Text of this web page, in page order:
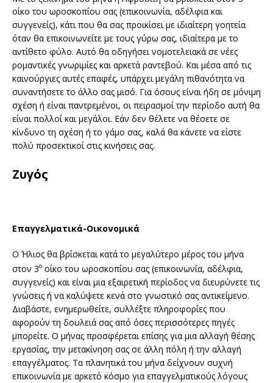
οίκο του ωροσκοπίου σας (επικοινωνία, αδέλφια και
συγγενείς), κάτι που θα σας προικίσει με ιδιαίτερη γοητεία
όταν θα επικοινωνείτε με τους γύρω σας, ιδιαίτερα με το
αντίθετο φύλο. Αυτό θα οδηγήσει νομοτελειακά σε νέες
ρομαντικές γνωριμίες και αρκετά ραντεβού. Και μέσα από τις
καινούργιες αυτές επαφές, υπάρχει μεγάλη πιθανότητα να
συναντήσετε το άλλο σας μισό. Για όσους είναι ήδη σε μόνιμη
σχέση ή είναι παντρεμένοι, οι πειρασμοί την περίοδο αυτή θα
είναι πολλοί και μεγάλοι. Εάν δεν θέλετε να θέσετε σε
κίνδυνο τη σχέση ή το γάμο σας, καλά θα κάνετε να είστε
πολύ προσεκτικοί στις κινήσεις σας.
Ζυγός
Επαγγελματικά-Οικονομικά
Ο Ήλιος θα βρίσκεται κατά το μεγαλύτερο μέρος του μήνα
στον 3ο οίκο του ωροσκοπίου σας (επικοινωνία, αδέλφια,
συγγενείς) και είναι μια εξαιρετική περίοδος να διευρύνετε τις
γνώσεις ή να καλύψετε κενά στο γνωστικό σας αντικείμενο.
Διαβάστε, ενημερωθείτε, συλλέξτε πληροφορίες που
αφορούν τη δουλειά σας από όσες περισσότερες πηγές
μπορείτε. Ο μήνας προσφέρεται επίσης για μια αλλαγή θέσης
εργασίας, την μετακίνηση σας σε άλλη πόλη ή την αλλαγή
επαγγέλματος. Τα πλανητικά του μήνα δείχνουν συχνή
επικοινωνία με αρκετό κόσμο για επαγγελματικούς λόγους